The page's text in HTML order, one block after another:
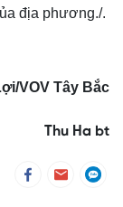
địa phương./.
/VOV Tây Bắc
Thu Ha bt